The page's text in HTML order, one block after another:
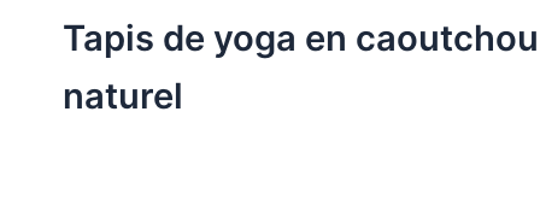
Tapis de yoga en
naturel